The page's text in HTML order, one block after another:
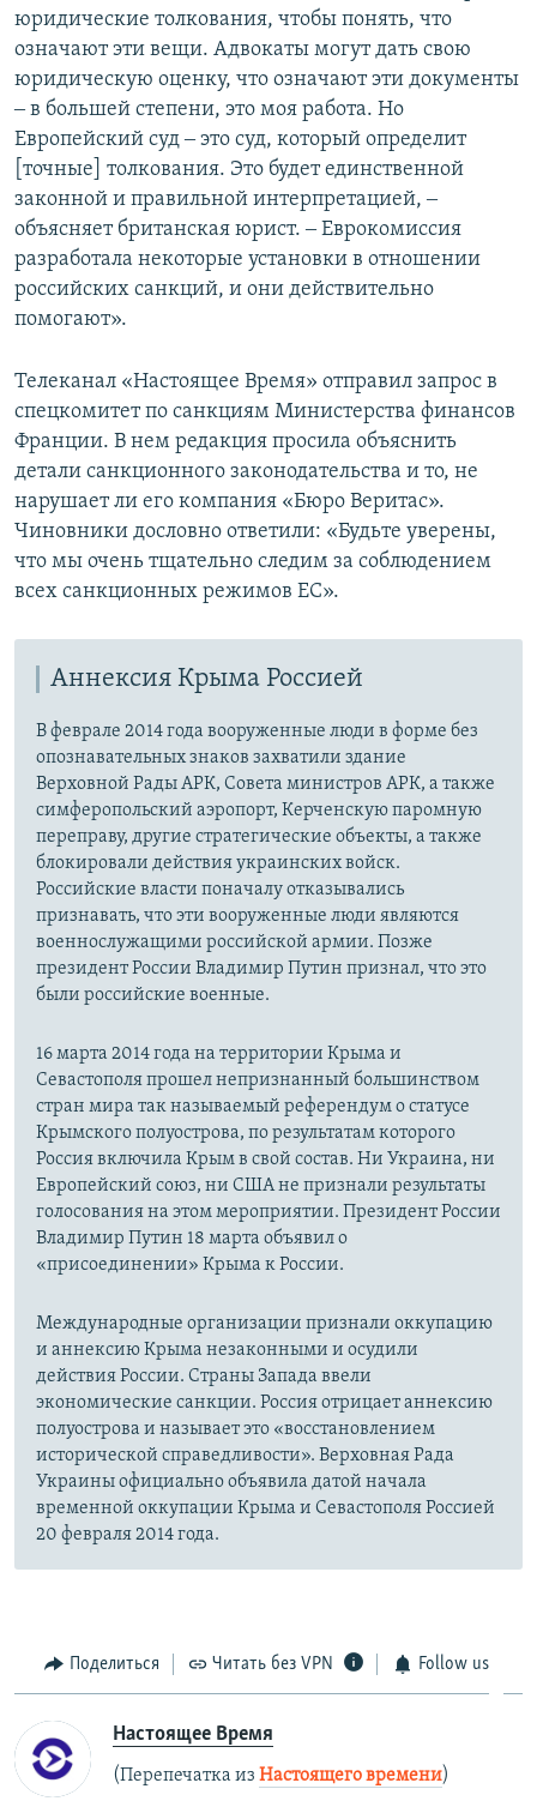
юридические толкования, чтобы понять, что
означают эти вещи. Адвокаты могут дать свою
юридическую оценку, что означают эти документы
‒ в большей степени, это моя работа. Но
Европейский суд ‒ это суд, который определит
[точные] толкования. Это будет единственной
законной и правильной интерпретацией, ‒
объясняет британская юрист. ‒ Еврокомиссия
разработала некоторые установки в отношении
российских санкций, и они действительно
помогают».
Телеканал «Настоящее Время» отправил запрос в
спецкомитет по санкциям Министерства финансов
Франции. В нем редакция просила объяснить
детали санкционного законодательства и то, не
нарушает ли его компания «Бюро Веритас».
Чиновники дословно ответили: «Будьте уверены,
что мы очень тщательно следим за соблюдением
всех санкционных режимов ЕС».
Аннексия Крыма Россией
В феврале 2014 года вооруженные люди в форме без
опознавательных знаков захватили здание
Верховной Рады АРК, Совета министров АРК, а также
симферопольский аэропорт, Керченскую паромную
переправу, другие стратегические объекты, а также
блокировали действия украинских войск.
Российские власти поначалу отказывались
признавать, что эти вооруженные люди являются
военнослужащими российской армии. Позже
президент России Владимир Путин признал, что это
были российские военные.
16 марта 2014 года на территории Крыма и
Севастополя прошел непризнанный большинством
стран мира так называемый референдум о статусе
Крымского полуострова, по результатам которого
Россия включила Крым в свой состав. Ни Украина, ни
Европейский союз, ни США не признали результаты
голосования на этом мероприятии. Президент России
Владимир Путин 18 марта объявил о
«присоединении» Крыма к России.
Международные организации признали оккупацию
и аннексию Крыма незаконными и осудили
действия России. Страны Запада ввели
экономические санкции. Россия отрицает аннексию
полуострова и называет это «восстановлением
исторической справедливости». Верховная Рада
Украины официально объявила датой начала
временной оккупации Крыма и Севастополя Россией
20 февраля 2014 года.
Поделиться Читать без VPN Follow us
Настоящее Время
(Перепечатка из Настоящего времени)